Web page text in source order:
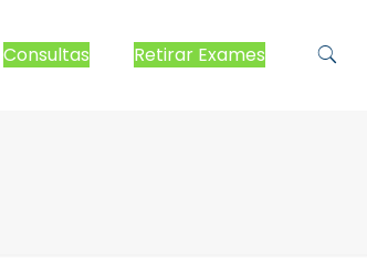
Consultas Retirar Exames